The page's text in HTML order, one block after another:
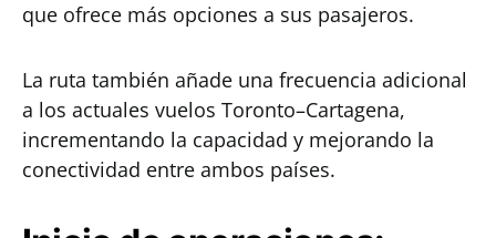
que ofrece más opciones a sus pasajeros.
La ruta también añade una frecuencia adicional
a los actuales vuelos Toronto–Cartagena,
incrementando la capacidad y mejorando la
conectividad entre ambos países.